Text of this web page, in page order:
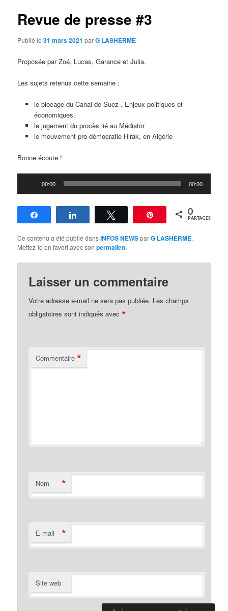
Revue de presse #3
Publié le31 mars 2021 parG LASHERME
Proposée par Zoé, Lucas, Garance et Julia.
Les sujets retenus cette semaine :
le blocage du Canal de Suez . Enjeux politiques et
économiques.
le jugement du procès lié au Médiator
le mouvement pro-démocratie Hirak, en Algérie
Bonne écoute !
00:00 00:00
Partagez Partagez Tweetez Épingle 0
PARTAGES
Ce contenu a été publié dansINFOS NEWSparG LASHERME.
Mettez-le en favori avec sonpermalien.
Laisser un commentaire
Votre adresse e-mail ne sera pas publiée. Les champs
obligatoires sont indiqués avec*
Commentaire *
Nom *
E-mail *
Site web